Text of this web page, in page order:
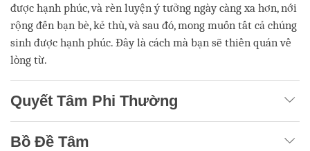
được hạnh phúc, và rèn luyện ý tưởng ngày càng xa hơn, nới
rộng đến bạn bè, kẻ thù, và sau đó, mong muốn tất cả chúng
sinh được hạnh phúc. Đây là cách mà bạn sẽ thiền quán về
lòng từ.
Quyết Tâm Phi Thường
Bồ Đề Tâm